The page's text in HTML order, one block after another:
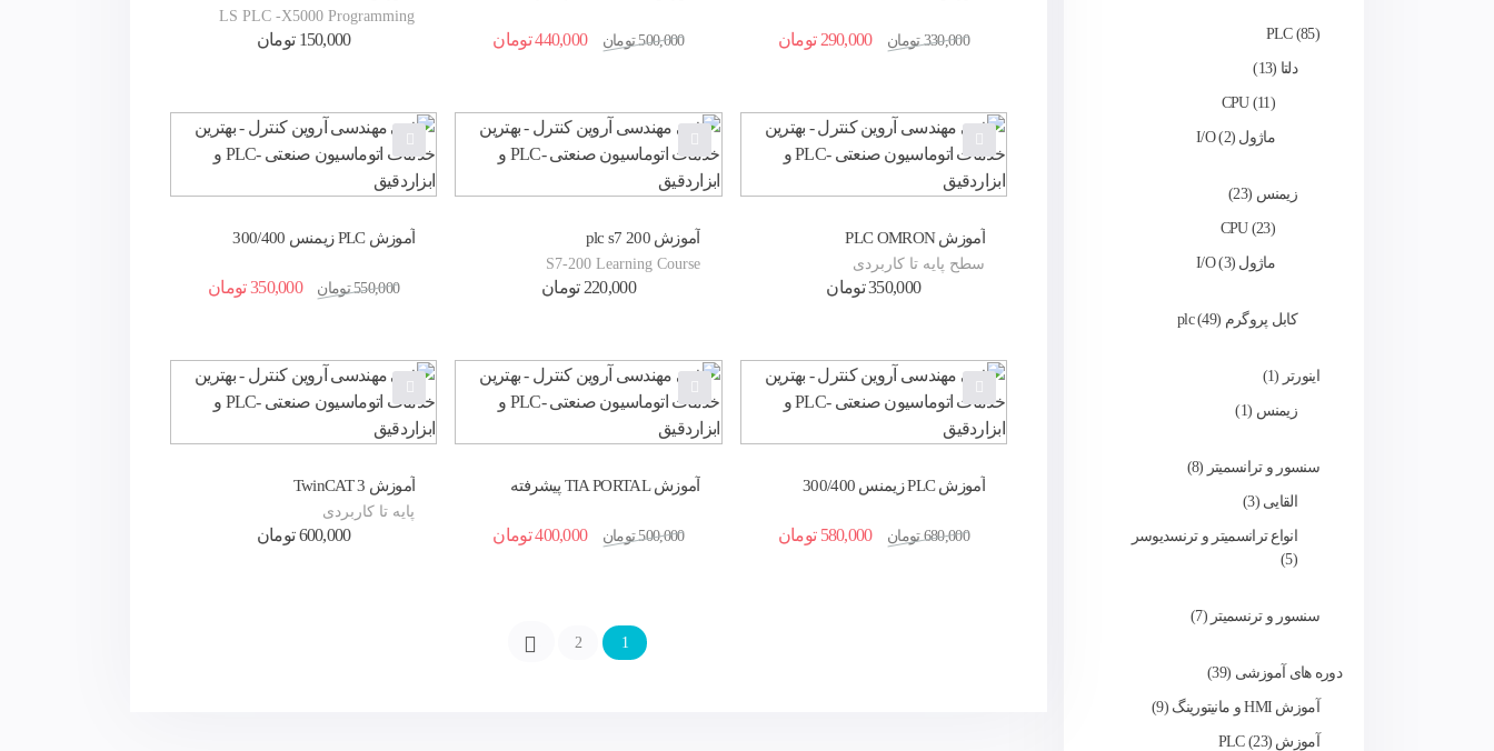
PLC 85
دلتا 13
CPU 11
ماژول I/O 2
زیمنس 23
CPU 23
ماژول I/O 3
کابل پروگرم plc 49
اینورتر 1
زیمنس 1
سنسور و ترانسمیتر 8
القایی 3
انواع ترانسمیتر و ترنسدیوسر
5
سنسور و ترنسمیتر 7
دوره های آموزشی 39
آموزش HMI و مانیتورینگ 9
آموزش PLC 23
330,000 تومان 290,000 تومان 500,000 تومان 440,000تومان
LS PLC -X5000 Programming
150,000 تومان
آموزش PLC OMRON
سطح پایه تا کاربردی
350,000تومان
آموزش plc s7 200
S7-200 Learning Course
220,000 تومان
آموزش PLC زیمنس 300/400
550,000 تومان 350,000 تومان
آموزش PLC زیمنس 300/400
680,000 تومان 580,000 تومان
آموزش TIA PORTAL پیشرفته
500,000 تومان 400,000تومان
آموزش TwinCAT 3
پایه تا کاربردی
600,000 تومان
1
2